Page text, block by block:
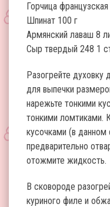
Горчица
Шпинат 100 г
Армянский лаваш 8
Сыр твердый 248 1
Разогрейте
для выпечки
нарежьте тонкими
тонкими ломтиками.
кусочками (в данном
предварительно
отожмите жидкость.
В сковороде
куриного филе и